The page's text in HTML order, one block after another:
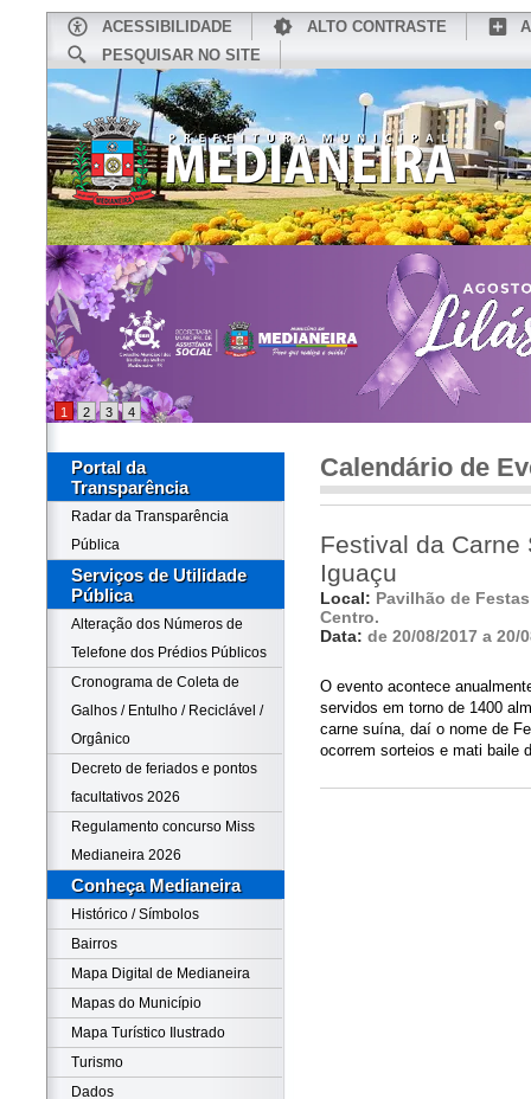
ACESSIBILIDADE ALTO CONTRASTE
PESQUISAR NO SITE
CONHEÇA MEDIANEIRA
1 2 3 4
Portal da
Transparência
Radar da Transparência
Pública
Serviços de Utilidade
Pública
Alteração dos Números de
Telefone dos Prédios Públicos
Cronograma de Coleta de
Galhos / Entulho / Reciclável /
Orgânico
Decreto de feriados e pontos
facultativos 2026
Regulamento concurso Miss
Medianeira 2026
Conheça Medianeira
Histórico / Símbolos
Bairros
Mapa Digital de Medianeira
Mapas do Município
Mapa Turístico Ilustrado
Turismo
Dados
Calendário de
Festival da Carne
Iguaçu
Local: Pavilhão de
Centro.
Data: de 20/08/2017 a 20/
O evento acontece
servidos em torno de 1400
carne suína, daí o nome de
ocorrem sorteios e mati baile